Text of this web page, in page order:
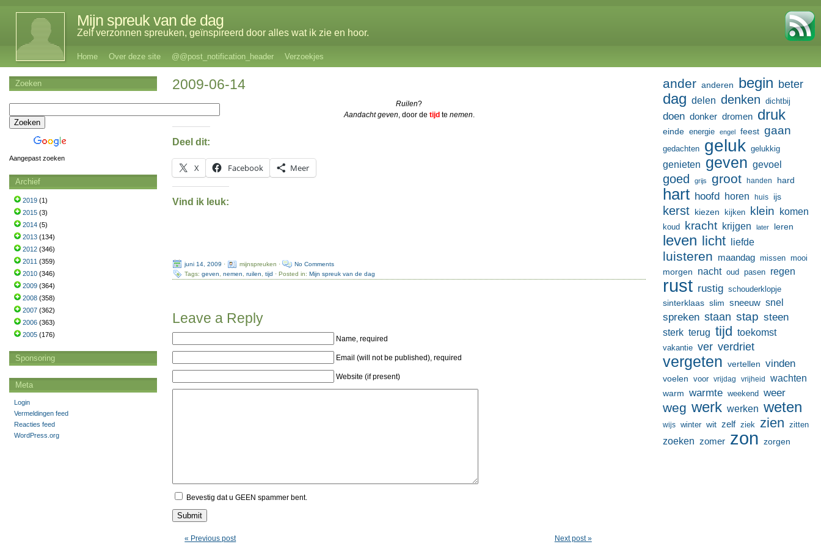
Mijn spreuk van de dag
Zelf verzonnen spreuken, geïnspireerd door alles wat ik zie en hoor.
Home Over deze site @@post_notification_header Verzoekjes
2009-06-14
Ruilen?
Aandacht geven, door de tijd te nemen.
Deel dit:
X Facebook Meer
Vind ik leuk:
juni 14, 2009 · mijnspreuken ·
No Comments
Tags:geven ,nemen ,ruilen ,tijd · Posted in:Mijn spreuk van de dag
Leave a Reply
Name, required
Email (will not be published), required
Website (if present)
Bevestig dat u GEEN spammer bent.
« Previous post Next post »
ander anderen begin beter
dag delen denken dichtbij
doen donker dromen druk
einde energie engel feest gaan
gedachten geluk gelukkig
genieten geven gevoel
goed grijs groot handen hard
hart hoofd horen huis ijs
kerst kiezen kijken klein komen
koud kracht krijgen later leren
leven licht liefde
luisteren maandag missen mooi
morgen nacht oud pasen regen
rust rustig schouderklopje
sinterklaas slim sneeuw snel
spreken staan stap steen
sterk terug tijd toekomst
vakantie ver verdriet
vergeten vertellen vinden
voelen voor vrijdag vrijheid wachten
warm warmte weekend weer
weg werk werken weten
wijs winter wit zelf ziek zien zitten
zoeken zomer zon zorgen
Zoeken
Aangepast zoeken
Archief
2019 (1)
2015 (3)
2014 (5)
2013 (134)
2012 (346)
2011 (359)
2010 (346)
2009 (364)
2008 (358)
2007 (362)
2006 (363)
2005 (176)
Sponsoring
Meta
Login
Vermeldingen feed
Reacties feed
WordPress.org